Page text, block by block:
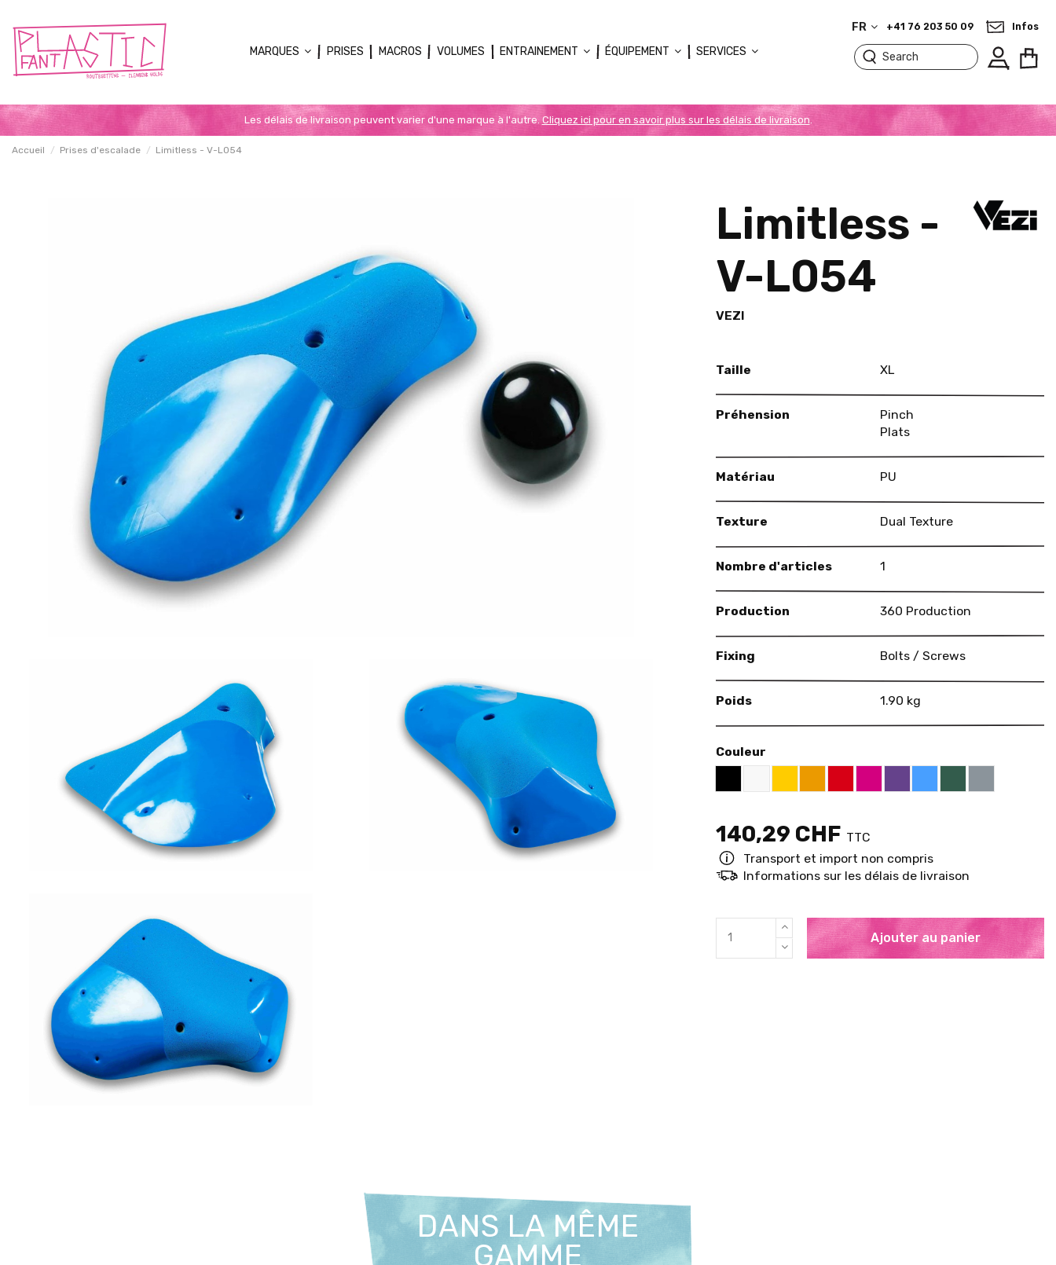
MARQUES PRISES MACROS VOLUMES ENTRAINEMENT ÉQUIPEMENT SERVICES
FR +41 76 203 50 09 Infos
Les délais de livraison peuvent varier d'une marque à l'autre. Cliquez ici pour en savoir plus sur les délais de livraison.
Accueil Prises d'escalade Limitless - V-L054
Limitless -
V-L054
VEZI
Taille XL
Préhension
Pinch
Plats
Matériau PU
Texture Dual Texture
Nombre d'articles 1
Production 360 Production
Fixing Bolts / Screws
Poids 1.90 kg
Couleur
US White 12-01
US Yellow 15-12
US Orange 14-01
US Red 11-12
US Pink 11-26
US Purple 07-13
US Blue 13-01
US Green 16-16
US Grey 18-
140,29 CHF TTC
Transport et import non compris
Informations sur les délais de livraison
Ajouter au panier
DANS LA MÊME
GAMME